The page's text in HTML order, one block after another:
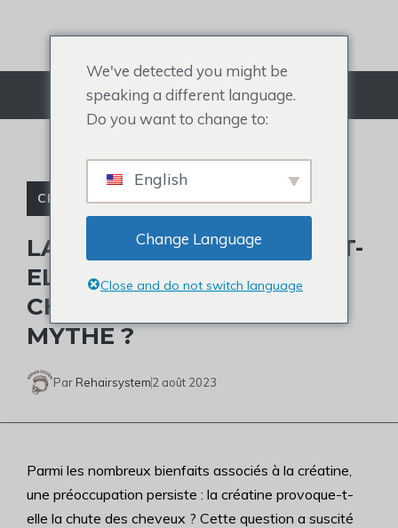
Menu
CHUTE DE CHEVEUX
LA CRÉATINE PROVOQUE-T-
ELLE LA CHUTE DES
CHEVEUX OU EST-CE UN
MYTHE ?
Par Rehairsystem2 août 2023
Parmi les nombreux bienfaits associés à la créatine,
une préoccupation persiste : la créatine provoque-t-
elle la chute des cheveux ? Cette question a suscité
We've detected you might be
speaking a different language.
Do you want to change to:
English
Change Language
Close and do not switch language